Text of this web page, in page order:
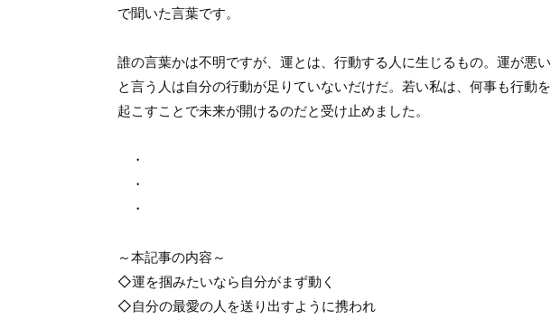
で聞いた言葉です。
誰の言葉かは不明ですが、運とは、行動する人に生じるもの。運が悪い
と言う人は自分の行動が足りていないだけだ。若い私は、何事も行動を
起こすことで未来が開けるのだと受け止めました。
・
・
・
～本記事の内容～
◇運を掴みたいなら自分がまず動く
◇自分の最愛の人を送り出すように携われ